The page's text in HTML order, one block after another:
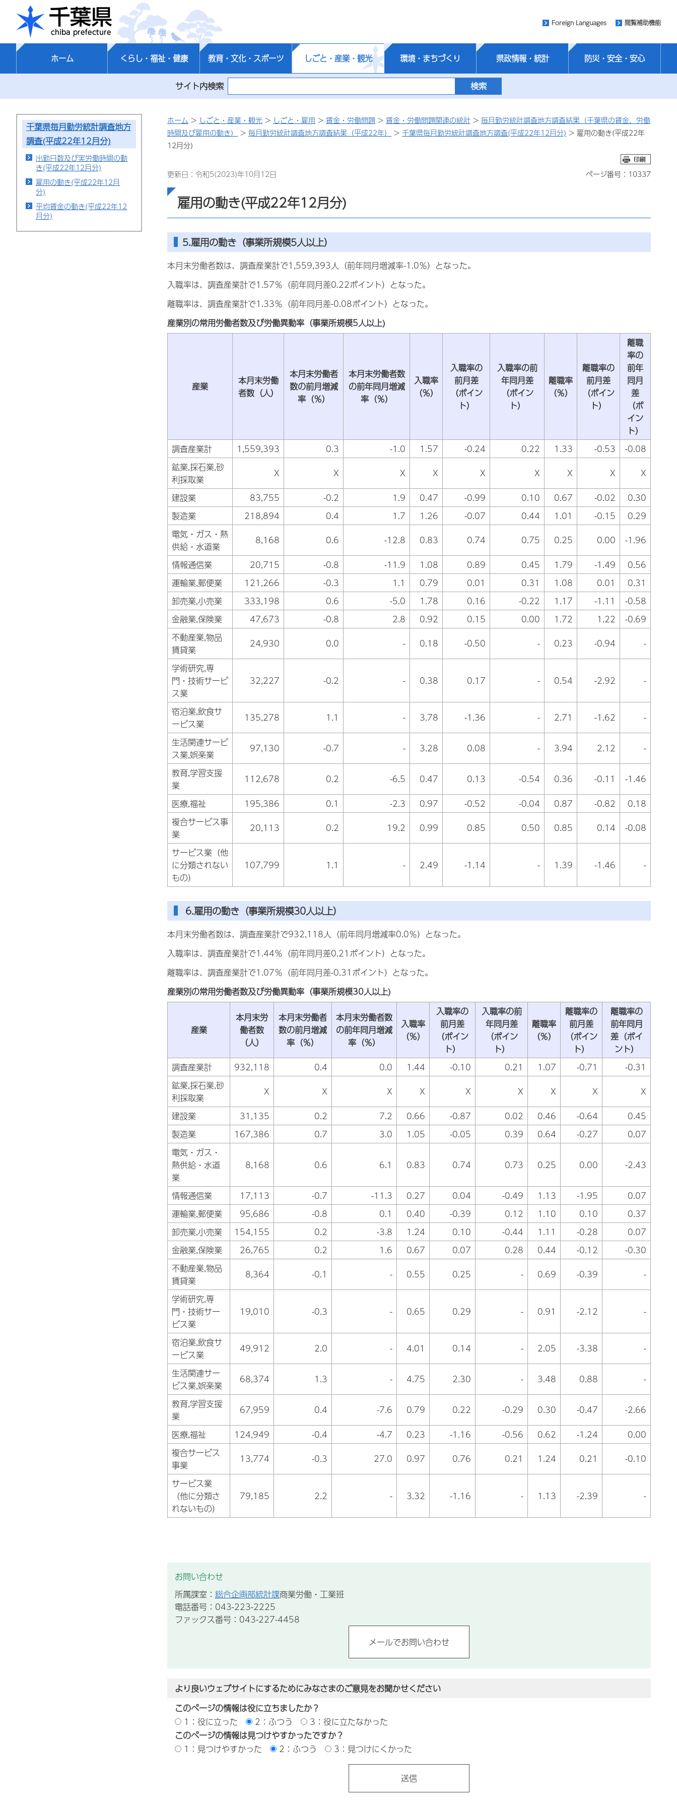
千葉県
Foreign Languages 閲覧補助機能
ホーム くらし・福祉・健康 教育・文化・スポーツ しごと・産業・観光 環境・まちづくり 県政情報・統計 防災・安全・安心
サイト内検索
千葉県毎月勤労統計調査地方
調査(平成22年12月分)
出勤日数及び実労働時間の動
き(平成22年12月分)
雇用の動き(平成22年12月
分)
平均賃金の動き(平成22年12
月分)
ホーム > しごと・産業・観光 > しごと・雇用 > 賃金・労働問題 > 賃金・労働問題関連の統計 > 毎月勤労統計調査地方調査結果（千葉県の賃金、労働
時間及び雇用の動き）
> 毎月勤労統計調査地方調査結果（平成22年） > 千葉県毎月勤労統計調査地方調査(平成22年12月分) > 雇用の動き(平成22年
12月分)
更新日：令和5(2023)年10月12日 ページ番号：10337
雇用の動き(平成22年12月分)
5.雇用の動き（事業所規模5人以上）
本月末労働者数は、調査産業計で1,559,393人（前年同月増減率-1.0％）となった。
入職率は、調査産業計で1.57％（前年同月差0.22ポイント）となった。
離職率は、調査産業計で1.33％（前年同月差-0.08ポイント）となった。
産業別の常用労働者数及び労働異動率（事業所規模5人以上)
産業
本月末労働
者数（人）
本月末労働者
数の前月増減
率（％）
本月末労働者数
の前年同月増減
率（％）
入職率
（％）
入職率の
前月差
（ポイン
ト）
入職率の前
年同月差
（ポイン
ト）
離職率
（％）
離職率の
前月差
（ポイン
ト）
離職
率の
前年
同月
差
（ポ
イン
ト）
調査産業計
1,559,393 0.3 -1.0 1.57 -0.24 0.22 1.33 -0.53
-0.08
鉱業,採石業,砂
利採取業
X X X X X X X X
X
建設業
83,755 -0.2 1.9 0.47 -0.99 0.10 0.67 -0.02
0.30
製造業
218,894 0.4 1.7 1.26 -0.07 0.44 1.01 -0.15
0.29
電気・ガス・熱
供給・水道業
8,168 0.6 -12.8 0.83 0.74 0.75 0.25 0.00
-1.96
情報通信業
20,715 -0.8 -11.9 1.08 0.89 0.45 1.79 -1.49
0.56
運輸業,郵便業
121,266 -0.3 1.1 0.79 0.01 0.31 1.08 0.01
0.31
卸売業,小売業
333,198 0.6 -5.0 1.78 0.16 -0.22 1.17 -1.11
-0.58
金融業,保険業
47,673 -0.8 2.8 0.92 0.15 0.00 1.72 1.22
-0.69
不動産業,物品
賃貸業
24,930 0.0 - 0.18 -0.50 - 0.23 -0.94
-
学術研究,専
門・技術サービ
ス業
32,227 -0.2 - 0.38 0.17 - 0.54 -2.92 -
宿泊業,飲食サ
ービス業
135,278 1.1 - 3.78 -1.36 - 2.71 -1.62
-
生活関連サービ
ス業,娯楽業
97,130 -0.7 - 3.28 0.08 - 3.94 2.12
-
教育,学習支援
業
112,678 0.2 -6.5 0.47 0.13 -0.54 0.36 -0.11
-1.46
医療,福祉
195,386 0.1 -2.3 0.97 -0.52 -0.04 0.87 -0.82
0.18
複合サービス事
業
20,113 0.2 19.2 0.99 0.85 0.50 0.85 0.14
-0.08
サービス業（他
に分類されない
もの）
107,799 1.1 - 2.49 -1.14 - 1.39 -1.46 -
6.雇用の動き（事業所規模30人以上）
本月末労働者数は、調査産業計で932,118人（前年同月増減率0.0％）となった。
入職率は、調査産業計で1.44％（前年同月差0.21ポイント）となった。
離職率は、調査産業計で1.07％（前年同月差-0.31ポイント）となった。
産業別の常用労働者数及び労働異動率（事業所規模30人以上)
産業
本月末労
働者数
（人）
本月末労働者
数の前月増減
率（％）
本月末労働者数
の前年同月増減
率（％）
入職率
（％）
入職率の
前月差
（ポイン
ト）
入職率の前
年同月差
（ポイン
ト）
離職率
（％）
離職率の
前月差
（ポイン
ト）
離職率の
前年同月
差（ポイ
ント）
調査産業計
932,118 0.4 0.0 1.44 -0.10 0.21 1.07 -0.71
-0.31
鉱業,採石業,砂
利採取業
X X X X X X X X
X
建設業
31,135 0.2 7.2 0.66 -0.87 0.02 0.46 -0.64
0.45
製造業
167,386 0.7 3.0 1.05 -0.05 0.39 0.64 -0.27
0.07
電気・ガス・
熱供給・水道
業
8,168 0.6 6.1 0.83 0.74 0.73 0.25 0.00 -2.43
情報通信業 17,113 -0.7 -11.3 0.27 0.04 -0.49 1.13 -1.95
0.07
運輸業,郵便業
95,686 -0.8 0.1 0.40 -0.39 0.12 1.10 0.10
0.37
卸売業,小売業
154,155 0.2 -3.8 1.24 0.10 -0.44 1.11 -0.28
0.07
金融業,保険業
26,765 0.2 1.6 0.67 0.07 0.28 0.44 -0.12
-0.30
不動産業,物品
賃貸業
8,364 -0.1 - 0.55 0.25 - 0.69 -0.39
-
学術研究,専
門・技術サー
ビス業
19,010 -0.3 - 0.65 0.29 - 0.91 -2.12 -
宿泊業,飲食サ
ービス業
49,912 2.0 - 4.01 0.14 - 2.05 -3.38
-
生活関連サー
ビス業,娯楽業
68,374 1.3 - 4.75 2.30 - 3.48 0.88
-
教育,学習支援
業
67,959 0.4 -7.6 0.79 0.22 -0.29 0.30 -0.47
-2.66
医療,福祉
124,949 -0.4 -4.7 0.23 -1.16 -0.56 0.62 -1.24
0.00
複合サービス
事業
13,774 -0.3 27.0 0.97 0.76 0.21 1.24 0.21
-0.10
サービス業
（他に分類さ
れないもの）
79,185 2.2 - 3.32 -1.16 - 1.13 -2.39 -
お問い合わせ
所属課室： 総合企画部統計課商業労働・工業班
電話番号：043-223-2225
ファックス番号：043-227-4458
より良いウェブサイトにするためにみなさまのご意見をお聞かせください
このページの情報は役に立ちましたか？
1：役に立った
2：ふつう
3：役に立たなかった
このページの情報は見つけやすかったですか？
1：見つけやすかった
2：ふつう 3：見つけにくかった